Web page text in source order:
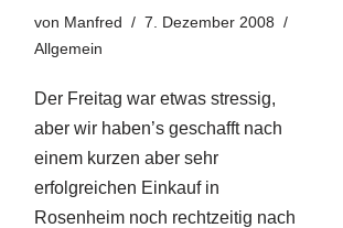
von Manfred
7. Dezember 2008
Allgemein
Der Freitag war etwas stressig,
aber wir haben’s geschafft nach
einem kurzen aber sehr
erfolgreichen Einkauf in
Rosenheim noch rechtzeitig nach